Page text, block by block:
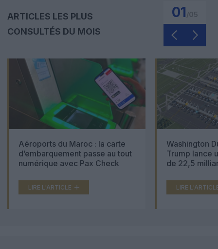
ARTICLES LES PLUS
CONSULTÉS DU MOIS
01
Aéroports du Maroc : la carte
d’embarquement passe au tout
numérique avec Pax Check
LIRE L'ARTICLE
Washington
Trump lance
de 22,5
LIRE